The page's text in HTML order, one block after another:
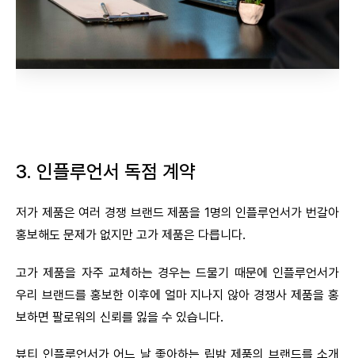
3. 인플루언서 독점 계약
저가 제품은 여러 경쟁 브랜드 제품을 1명의 인플루언서가 번갈아
홍보해도 문제가 없지만 고가 제품은 다릅니다.
고가 제품을 자주 교체하는 경우는 드물기 때문에 인플루언서가
우리 브랜드를 홍보한 이후에 얼마 지나지 않아 경쟁사 제품을 홍
보하면 팔로워의 신뢰를 잃을 수 있습니다.
뷰티 인플루언서가 어느 날 좋아하는 립밤 제품의 브랜드를 소개